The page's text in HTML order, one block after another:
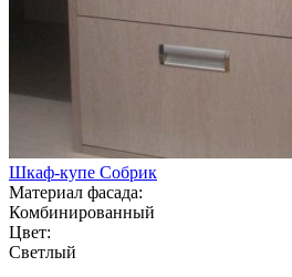
Шкаф-купе Собрик
Материал фасада:
Комбинированный
Цвет:
Светлый